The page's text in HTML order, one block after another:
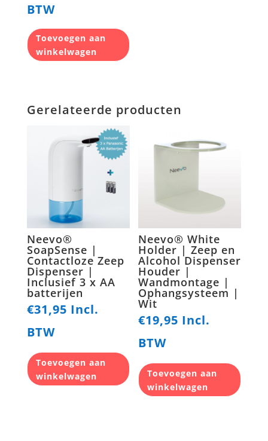
BTW
Toevoegen aan
winkelwagen
Gerelateerde producten
Neevo®
SoapSense |
Contactloze Zeep
Dispenser |
Inclusief 3 x AA
batterijen
€31,95 Incl.
BTW
Toevoegen aan
winkelwagen
Neevo® White
Holder | Zeep en
Alcohol Dispenser
Houder |
Wandmontage |
Ophangsysteem |
Wit
€19,95 Incl.
BTW
Toevoegen aan
winkelwagen